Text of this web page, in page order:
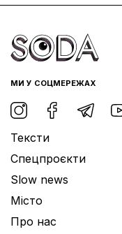
МИ У СОЦМЕРЕЖАХ
Тексти
Спецпроєкти
Slow news
Місто
Про нас